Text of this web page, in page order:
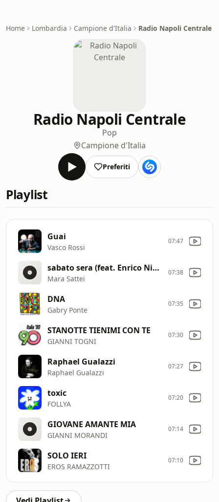
Home Lombardia Campione d'Italia Radio Napoli Centrale
Radio Napoli Centrale
Pop
Campione d'Italia
Preferiti
Playlist
Guai
Vasco Rossi
07:47
sabato sera (feat. Enrico Nigiotti)
Mara Sattei
07:38
DNA
Gabry Ponte
07:35
STANOTTE TIENIMI CON TE
GIANNI TOGNI
07:30
Raphael Gualazzi
Raphael Gualazzi
07:27
toxic
FOLLYA
07:20
GIOVANE AMANTE MIA
GIANNI MORANDI
07:14
SOLO IERI
EROS RAMAZZOTTI
07:10